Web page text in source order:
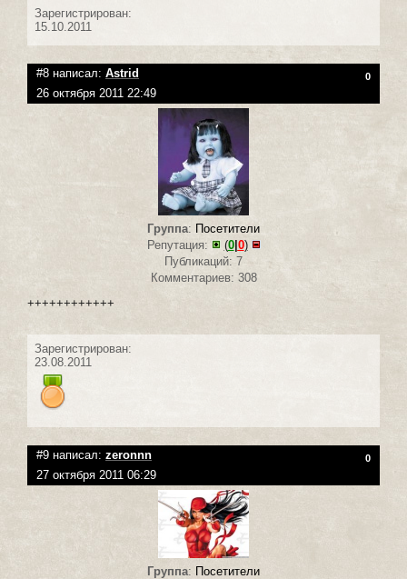
Зарегистрирован:
15.10.2011
#8 написал: Astrid 0
26 октября 2011 22:49
Группа: Посетители
Репутация:
(0| 0)
Публикаций: 7
Комментариев: 308
++++++++++++
Зарегистрирован:
23.08.2011
#9 написал: zeronnn 0
27 октября 2011 06:29
Группа: Посетители